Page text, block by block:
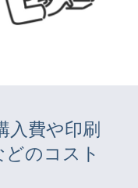
入費や印刷
どのコスト